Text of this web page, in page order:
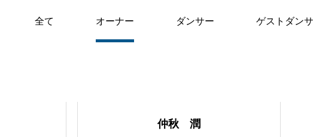
Top
全て オーナー ダンサー ゲストダン
仲秋 潤